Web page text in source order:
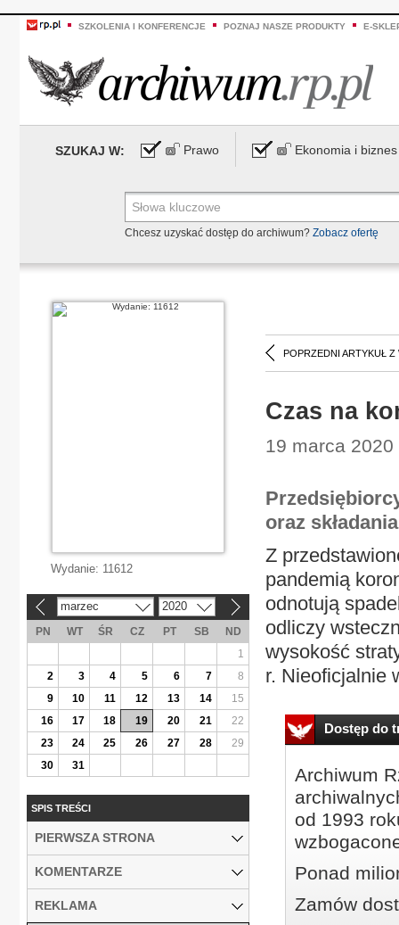
SZKOLENIA I KONFERENCJE POZNAJ NASZE PRODUKTY E-
SZUKAJ W: Prawo Ekonomia i biznes
Chcesz uzyskać dostęp do archiwum? Zobacz ofertę
POPRZEDNI ARTYKUŁ Z
Czas na
19 marca
oraz
Z
pandemią
odnotują
odliczy
wysokość
r. Nieoficjalnie
Dostęp do
Archiwum
od 1993
Ponad
Zamów
Wydanie: 11612
marzec 2020
PN WT ŚR CZ PT SB
ND
1
2
3 4 5 6 7
8
9
10 11 12 13 14
15
16
17 18 19 20 21
22
23
24 25 26 27 28
29
30
31
SPIS TREŚCI
PIERWSZA STRONA
KOMENTARZE
REKLAMA